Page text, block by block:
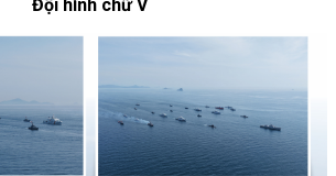
Đội hình chữ V